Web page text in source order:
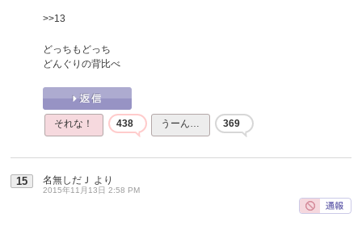
>>13
どっちもどっち
どんぐりの背比べ
それな！ 438 うーん… 369
15 名無しだＪ より
2015年11月13日 2:58 PM